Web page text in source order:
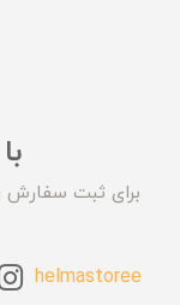
برای ثبت سفارش
helmastoree